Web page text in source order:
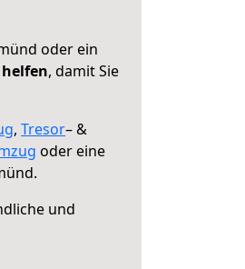
oder ein
, damit Sie
, Tresor– &
oder eine
und